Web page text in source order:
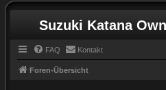
Suzuki Katana
FAQ Kontakt
Foren-Übersicht